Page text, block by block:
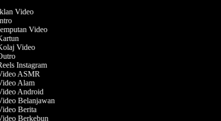
Video
Video
Video
Instagram
ASMR
Alam
Android
Belanjawan
Berita
Berkebun